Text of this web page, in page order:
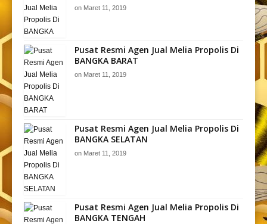
on Maret 11, 2019
Pusat Resmi Agen Jual Melia Propolis Di
BANGKA BARAT
on Maret 11, 2019
Pusat Resmi Agen Jual Melia Propolis Di
BANGKA SELATAN
on Maret 11, 2019
Pusat Resmi Agen Jual Melia Propolis Di
BANGKA TENGAH